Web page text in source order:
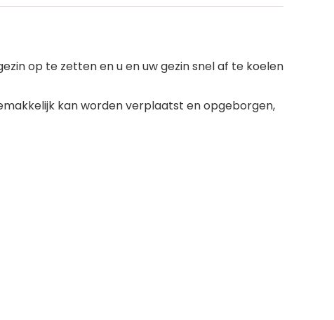
op te zetten en u en uw gezin snel af te koelen
kan worden verplaatst en opgeborgen,